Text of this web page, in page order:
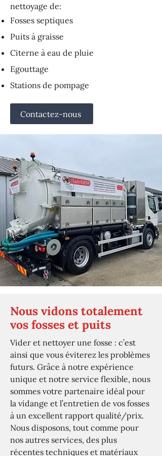
nettoyage de:
Fosses septiques
Puits à graisse
Citerne à eau de pluie
Egouttage
Stations de pompage
Contactez-nous
Nous vidons totalement
vos fosses et puits
Vider et nettoyer une fosse : c’est
ainsi que vous éviterez les problèmes
futurs. Grâce à notre expérience
unique et notre service flexible, nous
sommes votre partenaire idéal pour
la vidange et l’entretien de vos fosses
à un excellent rapport qualité/prix.
Nous disposons, tout comme pour
nos autres services, des plus
récentes techniques et matériaux